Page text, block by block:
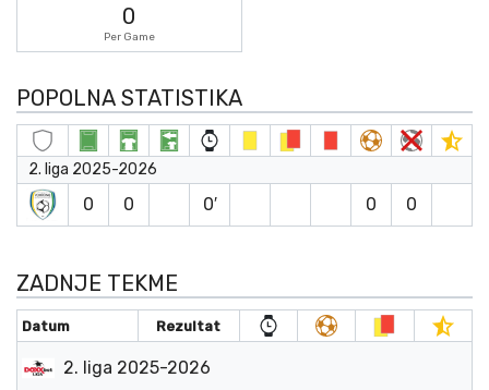
0
Per Game
POPOLNA STATISTIKA
2. liga 2025-2026
0 0 0′ 0 0
ZADNJE TEKME
Datum Rezultat
2. liga 2025-2026